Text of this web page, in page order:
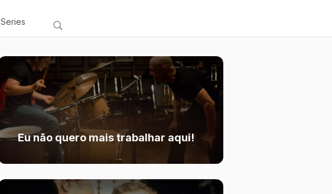
Series
Eu não quero mais trabalhar aqui!